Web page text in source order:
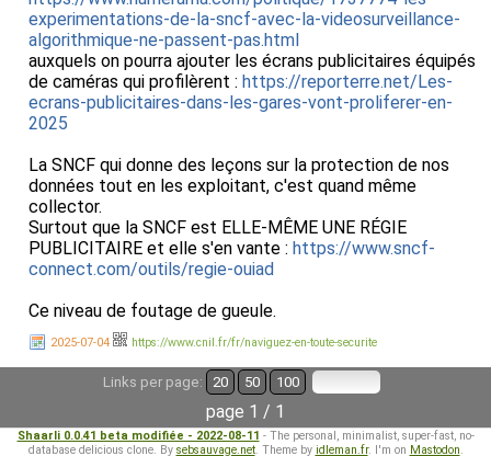
experimentations-de-la-sncf-avec-la-videosurveillance-
algorithmique-ne-passent-pas.html
auxquels on pourra ajouter les écrans publicitaires équipés
de caméras qui profilèrent : https://reporterre.net/Les-
ecrans-publicitaires-dans-les-gares-vont-proliferer-en-
2025
La SNCF qui donne des leçons sur la protection de nos
données tout en les exploitant, c'est quand même
collector.
Surtout que la SNCF est ELLE-MÊME UNE RÉGIE
PUBLICITAIRE et elle s'en vante : https://www.sncf-
connect.com/outils/regie-ouiad
Ce niveau de foutage de gueule.
2025-07-04 https://www.cnil.fr/fr/naviguez-en-toute-securite
Links per page: 20 50 100
page 1 / 1
Shaarli 0.0.41 beta modifiée - 2022-08-11 - The personal, minimalist, super-fast, no-
database delicious clone. By sebsauvage.net. Theme by idleman.fr. I'm on Mastodon.